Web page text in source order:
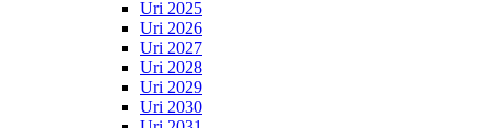
Uri 2025
Uri 2026
Uri 2027
Uri 2028
Uri 2029
Uri 2030